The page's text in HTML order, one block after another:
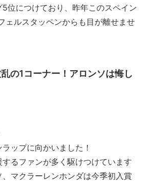
位につけており、昨年このスペイン
ェルスタッペンからも目が離せませ
の1コーナー！アロンソは悔し
ップに向かいました！
るファンが多く駆けつけています
マクラーレンホンダは今季初入賞